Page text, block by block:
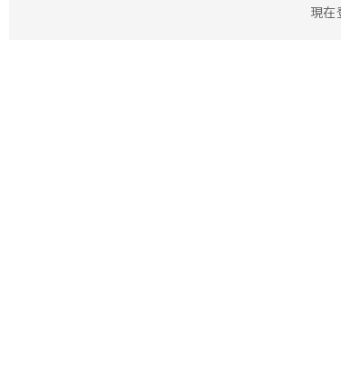
現在